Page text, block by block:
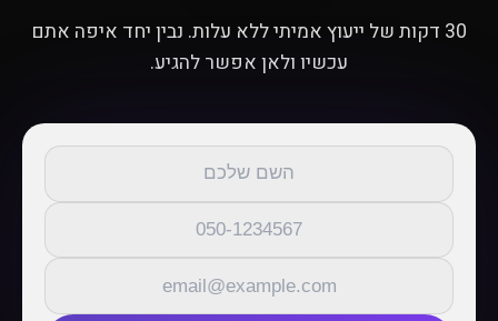
30 דקות של ייעוץ אמיתי ללא עלות. נבין יחד איפה אתם
עכשיו ולאן אפשר להגיע.